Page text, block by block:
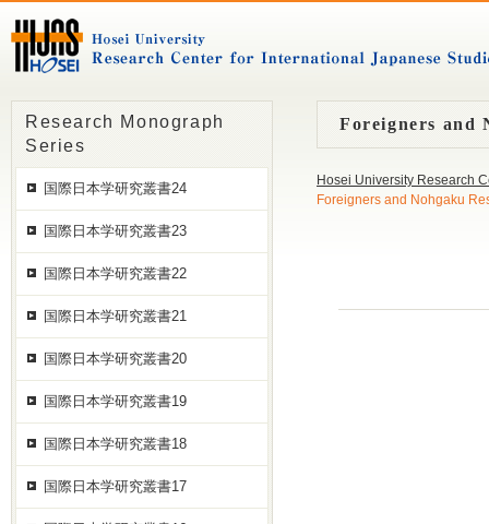
Foreigners and
Hosei University Research
Foreigners and Nohgaku
Research Monograph
Series
国際日本学研究叢書24
国際日本学研究叢書23
国際日本学研究叢書22
国際日本学研究叢書21
国際日本学研究叢書20
国際日本学研究叢書19
国際日本学研究叢書18
国際日本学研究叢書17